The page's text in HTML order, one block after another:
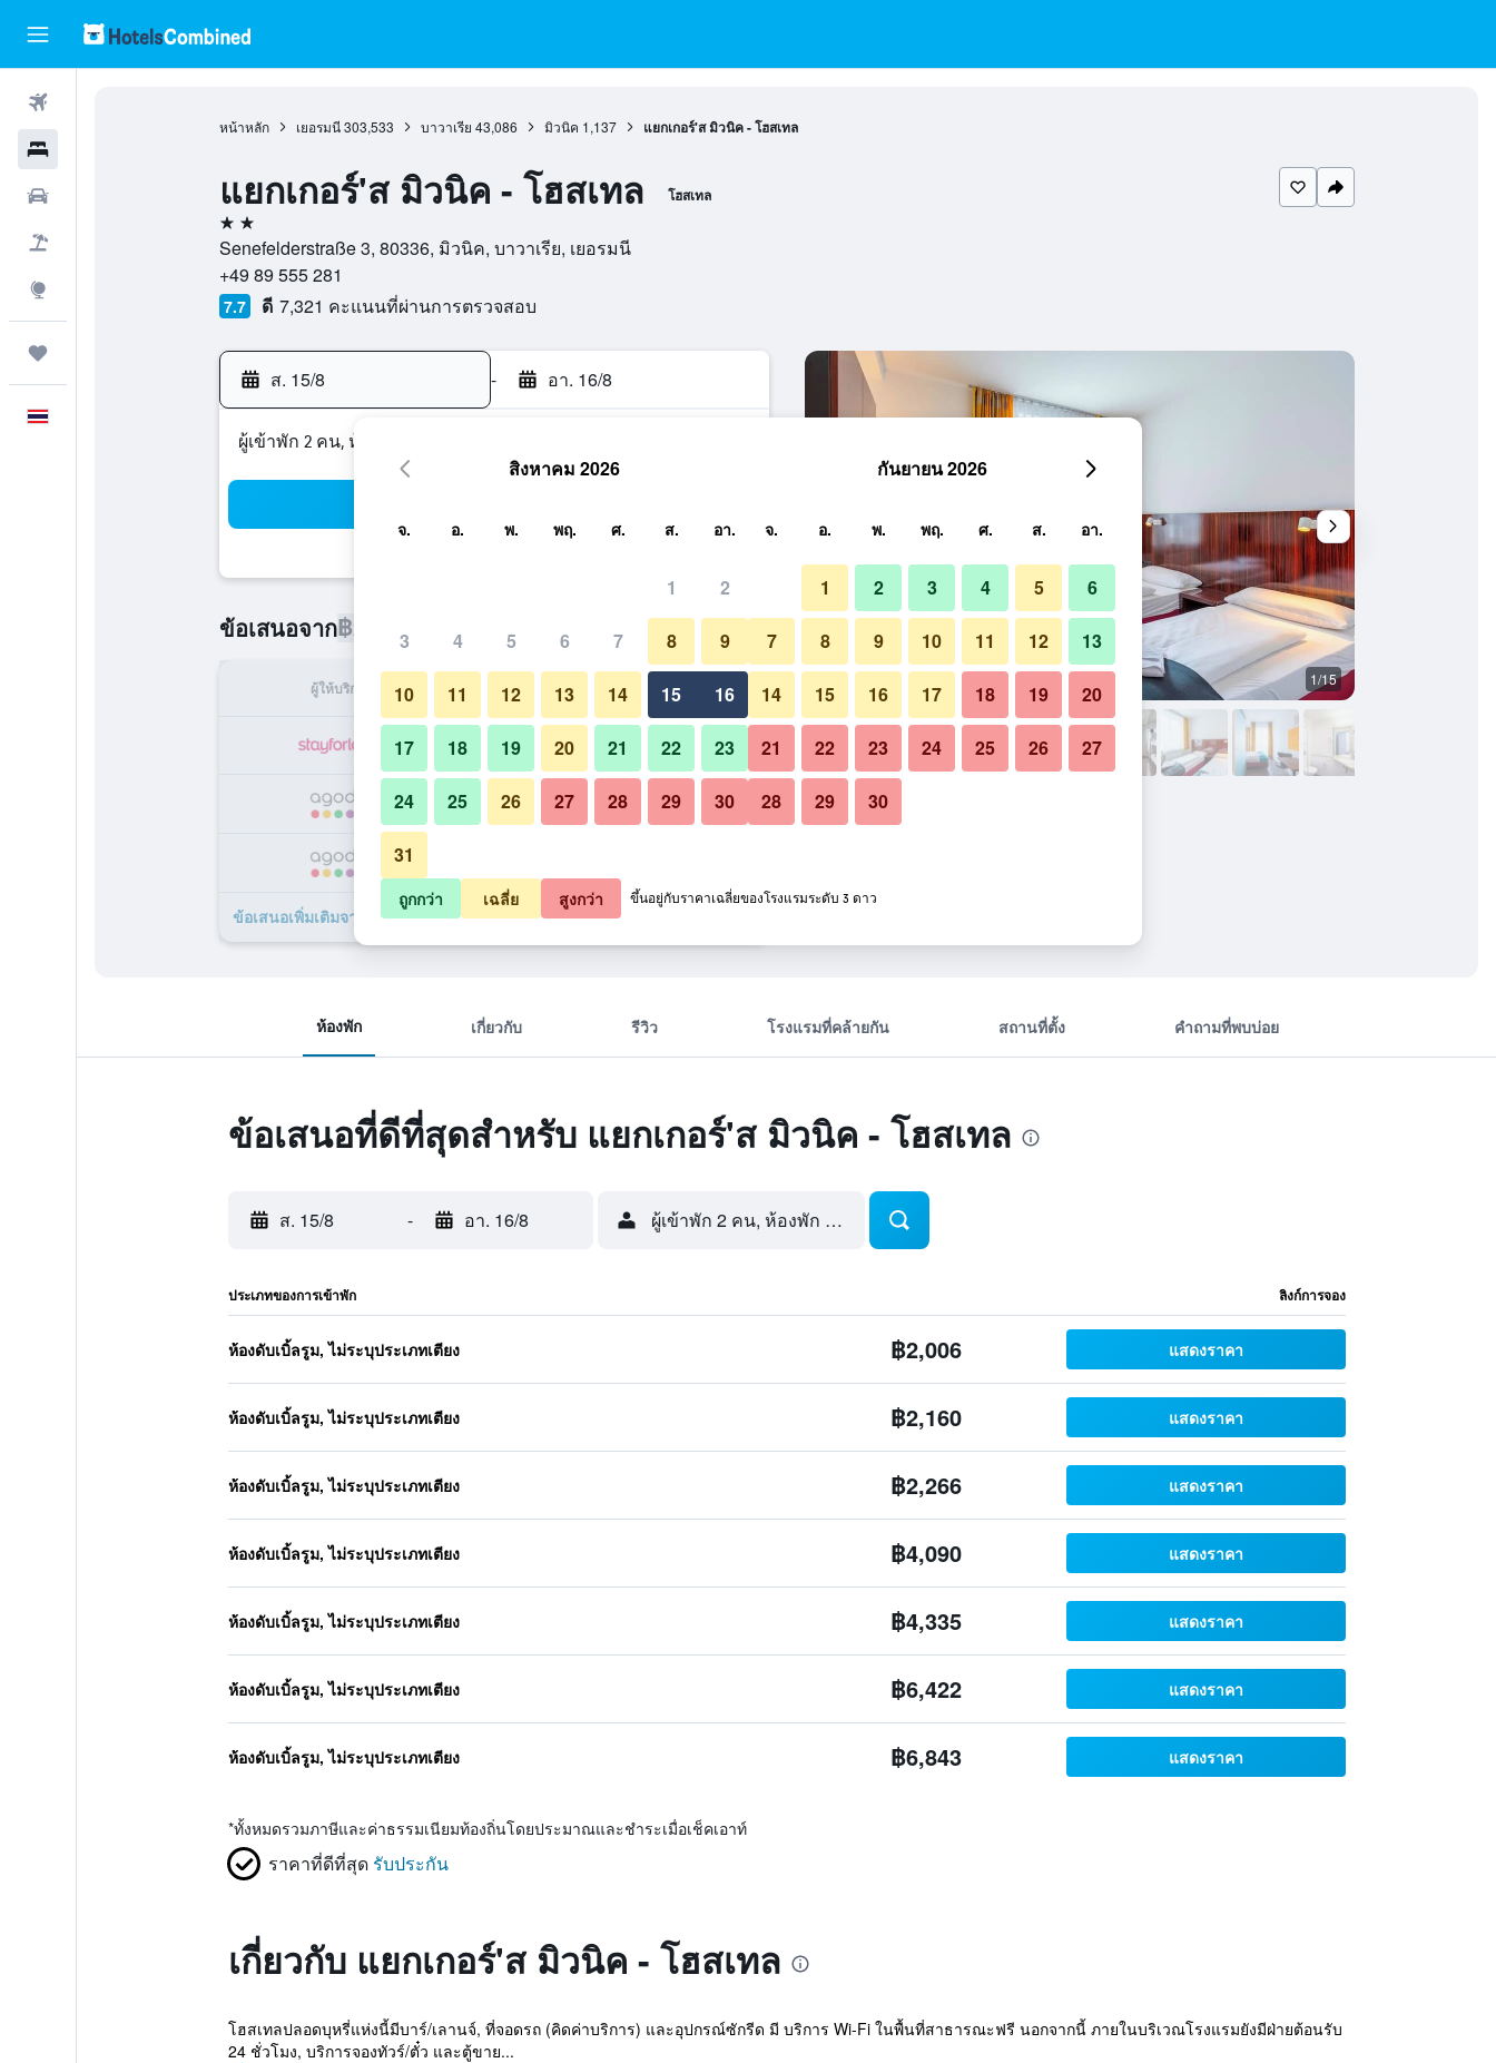
หน้าหลัก เยอรมนี 303,533 บาวาเรีย 43,086 มิวนิค 1,137 แยกเกอร์'ส มิวนิค - โฮสเทล
แยกเกอร์'ส มิวนิค - โฮสเทล โฮสเทล
2 ดาว
Senefelderstraße 3, 80336, มิวนิค, บาวาเรีย, เยอรมนี
+49 89 555 281
7.7 ดี 7,321 คะแนนที่ผ่านการตรวจสอบ
ส. 15/8 - อา. 16/8
ผู้เข้าพัก 2 คน, ห้องพัก 1 ห้อง
ข้อเสนอจาก฿2,006
ผู้ให้บริการ ทั้งหมด (ต่อคืน)
฿2,006 เช็คดีล
฿2,160 เช็คดีล
ข้อเสนอเพิ่มเติมจาก แยกเกอร์'ส มิวนิค - โฮสเทล 7 รายการ
ห้องนอน 1/15
รูปภาพของ แยกเกอร์'ส มิวนิค - โฮสเทล
ห้องพัก เกี่ยวกับ รีวิว โรงแรมที่คล้ายกัน สถานที่ตั้ง คำถามที่พบบ่อย
ข้อเสนอที่ดีที่สุดสำหรับ แยกเกอร์'ส มิวนิค - โฮสเทล
ส. 15/8 - อา. 16/8 ผู้เข้าพัก 2 คน, ห้องพัก 1 ห้อง
ประเภทของการเข้าพัก ลิงก์การจอง
ห้องดับเบิ้ลรูม, ไม่ระบุประเภทเตียง ฿2,006 แสดงราคา
ห้องดับเบิ้ลรูม, ไม่ระบุประเภทเตียง ฿2,160 แสดงราคา
ห้องดับเบิ้ลรูม, ไม่ระบุประเภทเตียง ฿2,266 แสดงราคา
ห้องดับเบิ้ลรูม, ไม่ระบุประเภทเตียง ฿4,090 แสดงราคา
ห้องดับเบิ้ลรูม, ไม่ระบุประเภทเตียง ฿4,335 แสดงราคา
ห้องดับเบิ้ลรูม, ไม่ระบุประเภทเตียง ฿6,422 แสดงราคา
ห้องดับเบิ้ลรูม, ไม่ระบุประเภทเตียง ฿6,843 แสดงราคา
*ทั้งหมดรวมภาษีและค่าธรรมเนียมท้องถิ่นโดยประมาณและชำระเมื่อเช็คเอาท์
ราคาที่ดีที่สุด รับประกัน
เกี่ยวกับ แยกเกอร์'ส มิวนิค - โฮสเทล
โฮสเทลปลอดบุหรี่แห่งนี้มีบาร์/เลานจ์, ที่จอดรถ (คิดค่าบริการ) และอุปกรณ์ซักรีด มี บริการ Wi-Fi ในพื้นที่สาธารณะฟรี นอกจากนี้ ภายในบริเวณโรงแรมยังมีฝ่ายต้อนรับ
24 ชั่วโมง, บริการจองทัวร์/ตั๋ว และตู้ขาย...
สิงหาคม 2026
จ. อ. พ. พฤ. ศ. ส. อา.
1 2
3 4 5 6 7 8 9
10 11 12 13 14 15 16
17 18 19 20 21 22 23
24 25 26 27 28 29 30
31
กันยายน 2026
จ. อ. พ. พฤ. ศ. ส. อา.
1 2 3 4 5 6
7 8 9 10 11 12 13
14 15 16 17 18 19 20
21 22 23 24 25 26 27
28 29 30
ถูกกว่า เฉลี่ย สูงกว่า ขึ้นอยู่กับราคาเฉลี่ยของโรงแรมระดับ 3 ดาว